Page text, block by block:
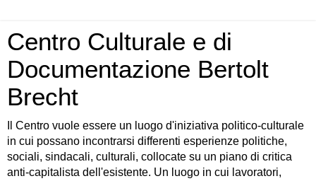
Centro Culturale e di
Documentazione Bertolt
Brecht
Il Centro vuole essere un luogo d'iniziativa politico-culturale
in cui possano incontrarsi differenti esperienze politiche,
sociali, sindacali, culturali, collocate su un piano di critica
anti-capitalista dell'esistente. Un luogo in cui lavoratori,